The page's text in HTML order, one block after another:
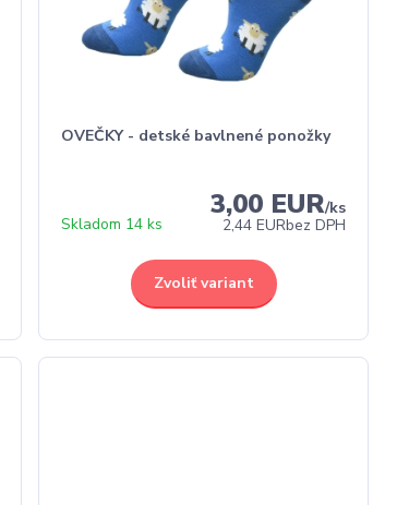
OVEČKY - detské bavlnené ponožky
3,00 EUR/ks
2,44 EURbez DPH
Skladom 14 ks
Zvoliť variant